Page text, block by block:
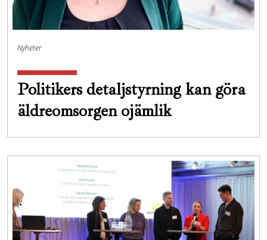
Nyheter
Politikers detaljstyrning kan göra
äldreomsorgen ojämlik